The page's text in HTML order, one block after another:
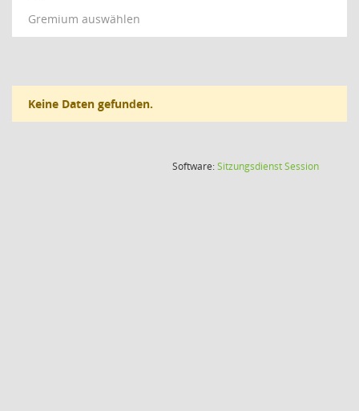
Gremium auswählen
Keine Daten gefunden.
Software:SitzungsdienstSession(Wird in